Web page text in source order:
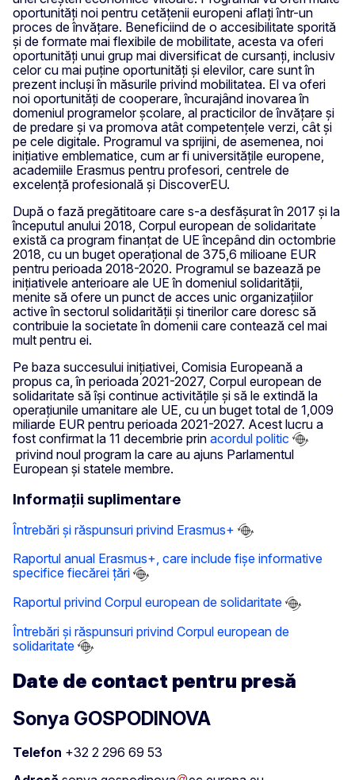
oportunități noi pentru cetățenii europeni aflați într-un
proces de învățare. Beneficiind de o accesibilitate sporită
și de formate mai flexibile de mobilitate, acesta va oferi
oportunități unui grup mai diversificat de cursanți, inclusiv
celor cu mai puține oportunități și elevilor, care sunt în
prezent incluși în măsurile privind mobilitatea. El va oferi
noi oportunități de cooperare, încurajând inovarea în
domeniul programelor școlare, al practicilor de învățare și
de predare și va promova atât competențele verzi, cât și
pe cele digitale. Programul va sprijini, de asemenea, noi
inițiative emblematice, cum ar fi universitățile europene,
academiile Erasmus pentru profesori, centrele de
excelență profesională și DiscoverEU.
După o fază pregătitoare care s-a desfășurat în 2017 și la
începutul anului 2018, Corpul european de solidaritate
există ca program finanțat de UE începând din octombrie
2018, cu un buget operațional de 375,6 milioane EUR
pentru perioada 2018-2020. Programul se bazează pe
inițiativele anterioare ale UE în domeniul solidarității,
menite să ofere un punct de acces unic organizațiilor
active în sectorul solidarității și tinerilor care doresc să
contribuie la societate în domenii care contează cel mai
mult pentru ei.
Pe baza succesului inițiativei, Comisia Europeană a
propus ca, în perioada 2021-2027, Corpul european de
solidaritate să își continue activitățile și să le extindă la
operațiunile umanitare ale UE, cu un buget total de 1,009
miliarde EUR pentru perioada 2021-2027. Acest lucru a
fost confirmat la 11 decembrie prin acordul politic
privind noul program la care au ajuns Parlamentul
European și statele membre.
Informații suplimentare
Întrebări și răspunsuri privind Erasmus+
Raportul anual Erasmus+, care include fișe informative
specifice fiecărei țări
Raportul privind Corpul european de solidaritate
Întrebări și răspunsuri privind Corpul european de
solidaritate
Date de contact pentru presă
Sonya GOSPODINOVA
Telefon +32 2 296 69 53